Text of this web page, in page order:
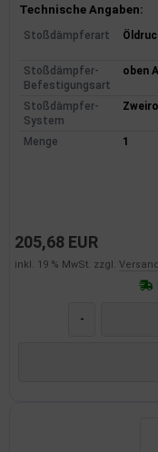
Technische Angaben:
Stoßdämpferart
Stoßdämpfer-
Befestigungsart
oben
Stoßdämpfer-
System
Menge 1
205,68 EUR
inkl. 19 % MwSt. zzgl.
-